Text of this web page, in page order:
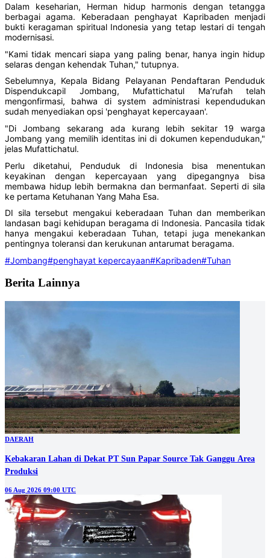
Dalam keseharian, Herman hidup harmonis dengan tetangga
berbagai agama. Keberadaan penghayat Kapribaden menjadi
bukti keragaman spiritual Indonesia yang tetap lestari di tengah
modernisasi.
"Kami tidak mencari siapa yang paling benar, hanya ingin hidup
selaras dengan kehendak Tuhan," tutupnya.
Sebelumnya, Kepala Bidang Pelayanan Pendaftaran Penduduk
Dispendukcapil Jombang, Mufattichatul Ma’rufah telah
mengonfirmasi, bahwa di system administrasi kependudukan
sudah menyediakan opsi 'penghayat kepercayaan'.
"Di Jombang sekarang ada kurang lebih sekitar 19 warga
Jombang yang memilih identitas ini di dokumen kependudukan,"
jelas Mufattichatul.
Perlu diketahui, Penduduk di Indonesia bisa menentukan
keyakinan dengan kepercayaan yang dipegangnya bisa
membawa hidup lebih bermakna dan bermanfaat. Seperti di sila
ke pertama Ketuhanan Yang Maha Esa.
DI sila tersebut mengakui keberadaan Tuhan dan memberikan
landasan bagi kehidupan beragama di Indonesia. Pancasila tidak
hanya mengakui keberadaan Tuhan, tetapi juga menekankan
pentingnya toleransi dan kerukunan antarumat beragama.
#Jombang#penghayat kepercayaan#Kapribaden#Tuhan
Berita Lainnya
DAERAH
Kebakaran Lahan di Dekat PT Sun Papar Source Tak Ganggu Area
Produksi
06 Aug 2026 09:00 UTC